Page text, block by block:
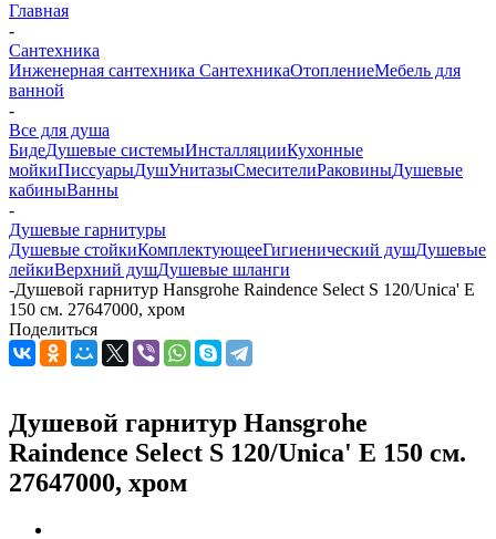
Главная
-
Сантехника
Инженерная сантехника СантехникаОтоплениеМебель для
ванной
-
Все для душа
БидеДушевые системыИнсталляцииКухонные
мойкиПиссуарыДушУнитазыСмесителиРаковиныДушевые
кабиныВанны
-
Душевые гарнитуры
Душевые стойкиКомплектующееГигиенический душДушевые
лейкиВерхний душДушевые шланги
-Душевой гарнитур Hansgrohe Raindence Select S 120/Unica' E
150 см. 27647000, хром
Поделиться
Душевой гарнитур Hansgrohe
Raindence Select S 120/Unica' E 150 см.
27647000, хром